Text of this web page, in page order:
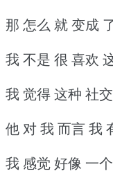
那 怎么 就 变成
我 不是 很 喜欢
我 觉得 这种 社
他 对 我 而言 我
我 感觉 好像 一